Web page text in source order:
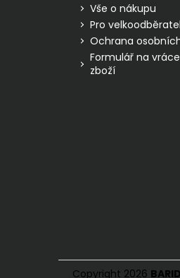
Vše o nákupu
Pro
Ochrana
Formulář na
zboží
Copyright 2026